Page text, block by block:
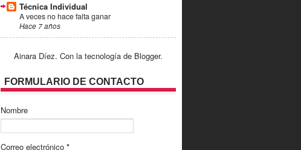
Técnica Individual
A veces no hace falta ganar
Hace 7 años
Ainara Díez. Con la tecnología de Blogger.
FORMULARIO DE CONTACTO
Nombre
Correo electrónico *